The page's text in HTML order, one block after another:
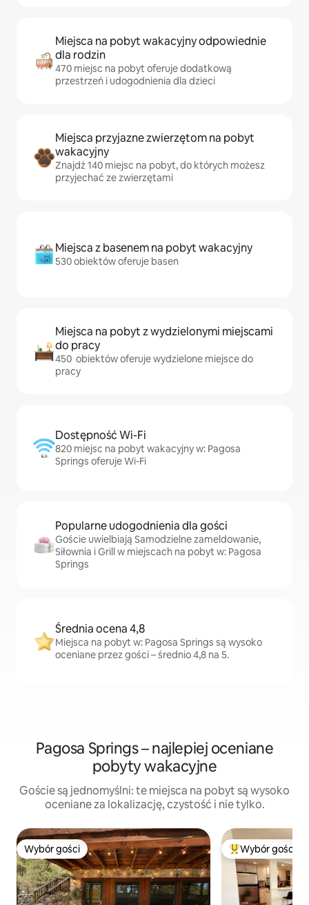
Miejsca na pobyt wakacyjny odpowiednie
dla rodzin
470 miejsc na pobyt oferuje dodatkową
przestrzeń i udogodnienia dla dzieci
Miejsca przyjazne zwierzętom na pobyt
wakacyjny
Znajdź 140 miejsc na pobyt, do których możesz
przyjechać ze zwierzętami
Miejsca z basenem na pobyt wakacyjny
530 obiektów oferuje basen
Miejsca na pobyt z wydzielonymi miejscami
do pracy
450 obiektów oferuje wydzielone miejsce do
pracy
Dostępność Wi-Fi
820 miejsc na pobyt wakacyjny w: Pagosa
Springs oferuje Wi-Fi
Popularne udogodnienia dla gości
Goście uwielbiają Samodzielne zameldowanie,
Siłownia i Grill w miejscach na pobyt w: Pagosa
Springs
Średnia ocena 4,8
Miejsca na pobyt w: Pagosa Springs są wysoko
oceniane przez gości – średnio 4,8 na 5.
Pagosa Springs – najlepiej oceniane
pobyty wakacyjne
Goście są jednomyślni: te miejsca na pobyt są wysoko
oceniane za lokalizację, czystość i nie tylko.
Wybór gości
Wybór gości Wybór gości